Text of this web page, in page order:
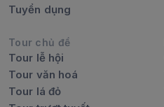
Tuyển dụng
Tour chủ đề
Tour lễ hội
Tour văn hoá
Tour lá đỏ